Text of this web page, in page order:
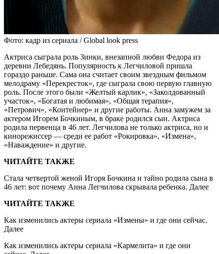
Фото: кадр из сериала / Global look press
Актриса сыграла роль Зинки, внезапной любви Федора из
деревни Лебедянь. Популярность к Легчиловой пришла
гораздо раньше. Сама она считает своим звездным фильмом
мелодраму «Перекресток», где сыграла свою первую главную
роль. После этого были «Желтый карлик», «Заколдованный
участок», «Богатая и любимая», «Общая терапия»,
«Петрович», «Контейнер» и другие работы. Анна замужем за
актером Игорем Бочкиным, в браке родился сын. Актриса
родила первенца в 46 лет. Легчилова не только актриса, но и
кинорежиссер — среди ее работ «Рокировка», «Измена»,
«Наваждение» и другие.
ЧИТАЙТЕ ТАКЖЕ
Стала четвертой женой Игоря Бочкина и тайно родила сына в
46 лет: вот почему Анна Легчилова скрывала ребенка. Далее
ЧИТАЙТЕ ТАКЖЕ
Как изменились актеры сериала «Измены» и где они сейчас.
Далее
Как изменились актеры сериала «Кармелита» и где они